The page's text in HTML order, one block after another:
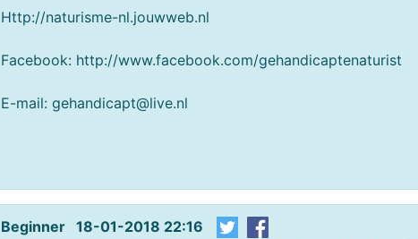
Http://naturisme-nl.jouwweb.nl
Facebook: http://www.facebook.com/gehandicaptenaturist
E-mail: gehandicapt@live.nl
Beginner 18-01-2018 22:16